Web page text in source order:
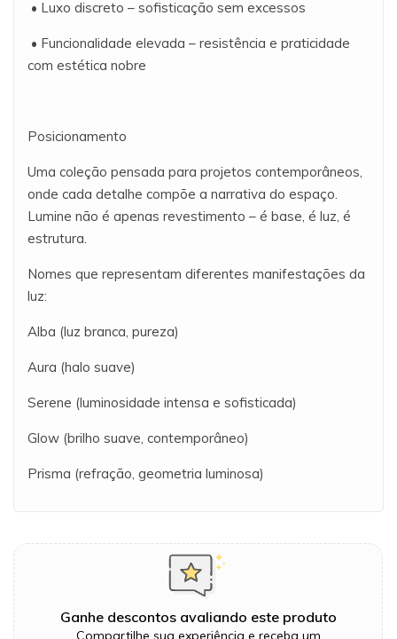
• Luxo discreto – sofisticação sem excessos
• Funcionalidade elevada – resistência e praticidade
com estética nobre
Posicionamento
Uma coleção pensada para projetos contemporâneos,
onde cada detalhe compõe a narrativa do espaço.
Lumine não é apenas revestimento – é base, é luz, é
estrutura.
Nomes que representam diferentes manifestações da
luz:
Alba (luz branca, pureza)
Aura (halo suave)
Serene (luminosidade intensa e sofisticada)
Glow (brilho suave, contemporâneo)
Prisma (refração, geometria luminosa)
Ganhe descontos avaliando este produto
Compartilhe sua experiência e receba um